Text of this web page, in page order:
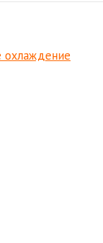
охлаждение